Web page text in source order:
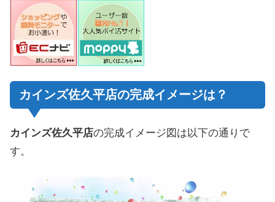
カインズ佐久平店の完成イメージは？
カインズ佐久平店の完成イメージ図は以下の通りで
す。